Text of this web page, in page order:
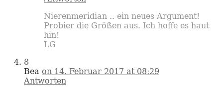
Nierenmeridian .. ein neues Argument!
Probier die Größen aus. Ich hoffe es haut
hin!
LG
8
Bea on 14. Februar 2017 at 08:29
Antworten